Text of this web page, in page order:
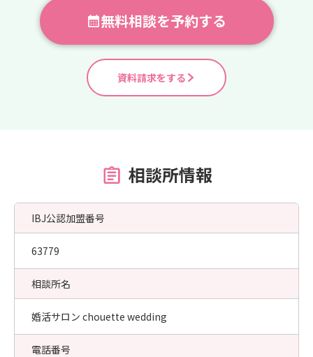
無料相談を予約する
資料請求をする
相談所情報
IBJ公認加盟番号
63779
相談所名
婚活サロン chouette wedding
電話番号